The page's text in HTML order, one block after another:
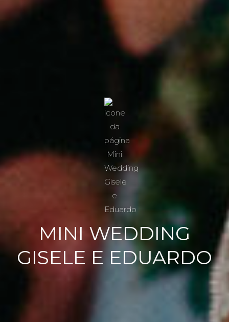
MINI WEDDING
GISELE E EDUARDO